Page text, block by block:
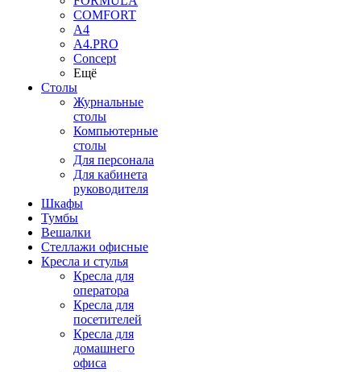
COMFORT
A4
A4.PRO
Concept
Ещё
Столы
Журнальные
столы
Компьютерные
столы
Для персонала
Для кабинета
руководителя
Шкафы
Тумбы
Вешалки
Стеллажи офисные
Кресла и стулья
Кресла для
оператора
Кресла для
посетителей
Кресла для
домашнего
офиса